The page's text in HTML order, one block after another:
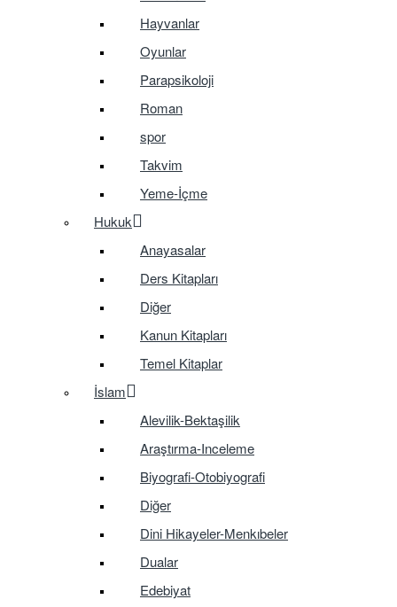
Hayvanlar
Oyunlar
Parapsikoloji
Roman
spor
Takvim
Yeme-İçme
Hukuk
Anayasalar
Ders Kitapları
Diğer
Kanun Kitapları
Temel Kitaplar
İslam
Alevilik-Bektaşilik
Araştırma-Inceleme
Biyografi-Otobiyografi
Diğer
Dini Hikayeler-Menkıbeler
Dualar
Edebiyat